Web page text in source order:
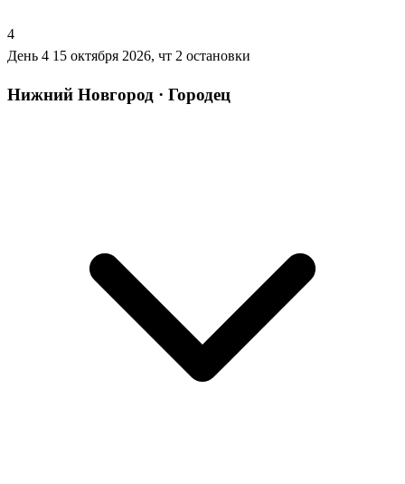
4
День 4 15 октября 2026, чт 2 остановки
Нижний Новгород · Городец